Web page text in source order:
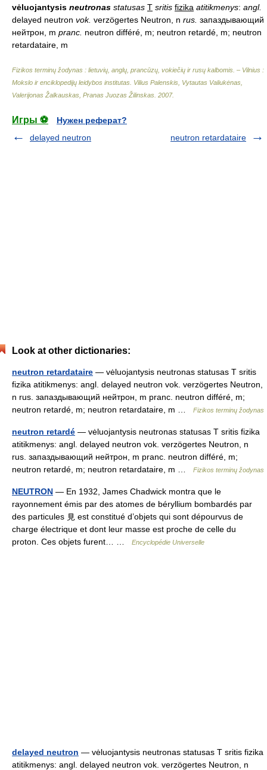
vėluojantysis neutronas statusas T sritis fizika atitikmenys: angl.
delayed neutron vok. verzögertes Neutron, n rus. запаздывающий
нейтрон, m pranc. neutron différé, m; neutron retardé, m; neutron
retardataire, m
Fizikos terminų žodynas : lietuvių, anglų, prancūzų, vokiečių ir rusų kalbomis. – Vilnius :
Mokslo ir enciklopedijų leidybos institutas Vilius Palenskis, Vytautas Valiukėnas,
Valerijonas Žalkauskas, Pranas Juozas Žilinskas 2007.
Игры ⚽
Нужен реферат?
delayed neutron
neutron retardataire
Look at other dictionaries:
neutron retardataire — vėluojantysis neutronas statusas T sritis
fizika atitikmenys: angl. delayed neutron vok. verzögertes Neutron,
n rus. запаздывающий нейтрон, m pranc. neutron différé, m;
neutron retardé, m; neutron retardataire, m …
Fizikos terminų žodynas
neutron retardé — vėluojantysis neutronas statusas T sritis fizika
atitikmenys: angl. delayed neutron vok. verzögertes Neutron, n
rus. запаздывающий нейтрон, m pranc. neutron différé, m;
neutron retardé, m; neutron retardataire, m …
Fizikos terminų žodynas
NEUTRON — En 1932, James Chadwick montra que le
rayonnement émis par des atomes de béryllium bombardés par
des particules 見 est constitué d’objets qui sont dépourvus de
charge électrique et dont leur masse est proche de celle du
proton. Ces objets furent… …
Encyclopédie Universelle
delayed neutron — vėluojantysis neutronas statusas T sritis fizika
atitikmenys: angl. delayed neutron vok. verzögertes Neutron, n